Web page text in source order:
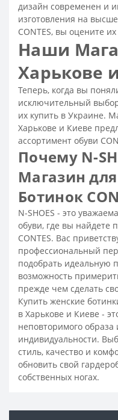
Летние ботинки женские
Классические ботинки
Женские ботинки на
Серые ботинки женские
Стильные женские
Резиновые ботинки
Замшевые ботинки
Модные женские черные
Модные женские
Ботинки без шнурков
Женские ботинки на
Ботинки черные
Черные ботинки
Замшевые ботинки
Ботинки замшевые
Женские ботинки на
Кожаные ботинки на
Белые кожаные ботинки
Ботинки женские
Ботинки женские
Лаковые ботинки на
Модные женские
дизайн современен и
изготовления на
CONTES, вы оцените
Наши
Харькове
Теперь, когда вы
исключительный
их купить в Украине.
Харькове и Киеве
ассортимент обуви
Почему N-
Магазин
Ботинок
N-SHOES - это
обуви, где вы найдете
CONTES. Вас
профессиональный
подобрать идеальную
возможность
прежде чем сделать
Купить женские
в Харькове и Киеве -
неповторимого
индивидуальности.
стиль, качество и
обновить свой
собственных ногах.